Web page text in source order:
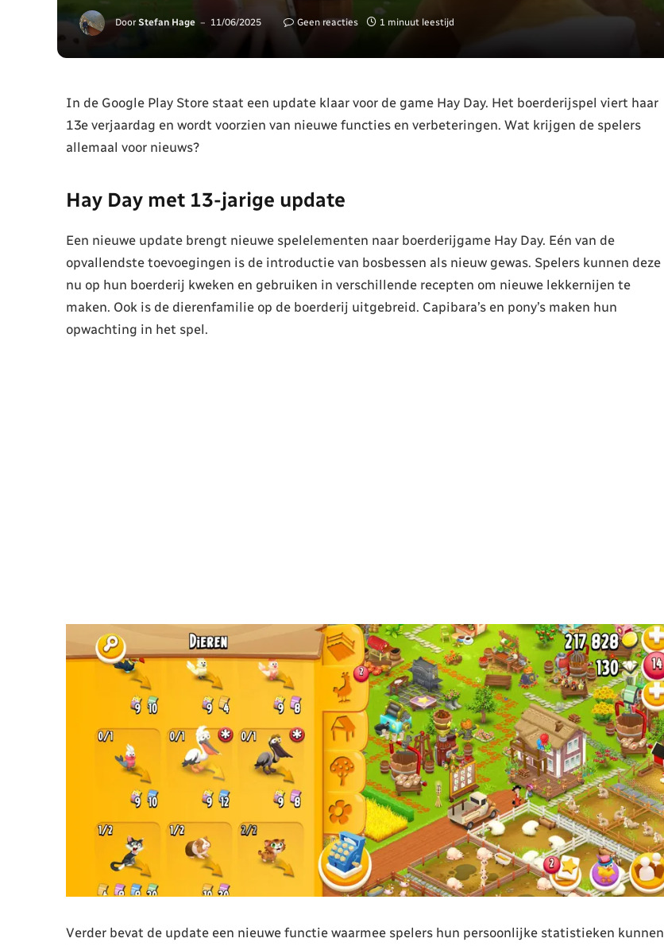
Door Stefan Hage 11/06/2025 Geen reacties 1 minuut leestijd
In de Google Play Store staat een update klaar voor de game Hay Day. Het boerderijspel viert haar
13e verjaardag en wordt voorzien van nieuwe functies en verbeteringen. Wat krijgen de spelers
allemaal voor nieuws?
Hay Day met 13-jarige update
Een nieuwe update brengt nieuwe spelelementen naar boerderijgame Hay Day. Eén van de
opvallendste toevoegingen is de introductie van bosbessen als nieuw gewas. Spelers kunnen deze
nu op hun boerderij kweken en gebruiken in verschillende recepten om nieuwe lekkernijen te
maken. Ook is de dierenfamilie op de boerderij uitgebreid. Capibara’s en pony’s maken hun
opwachting in het spel.
Verder bevat de update een nieuwe functie waarmee spelers hun persoonlijke statistieken kunnen